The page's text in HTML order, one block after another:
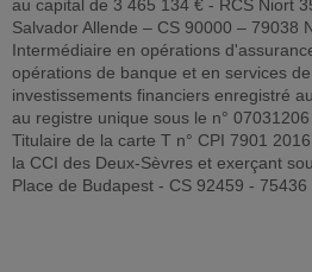
au capital de 3 465 134 € - RCS Niort
Salvador Allende – CS 90000 – 79038
Intermédiaire en opérations
opérations de banque et en services
investissements financiers enregistré
au registre unique sous le n° 07031206
Titulaire de la carte T n° CPI 7901
la CCI des Deux-Sèvres et exerçant
Place de Budapest - CS 92459 - 75436